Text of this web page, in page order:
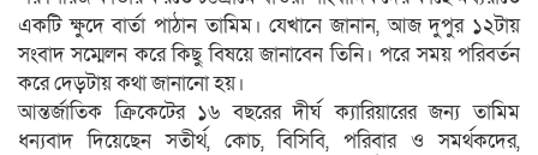
একটি ক্ষুদে বার্তা পাঠান তামিম। যেখানে জানান, আজ দুপুর ১২টায়
সংবাদ সম্মেলন করে কিছু বিষয়ে জানাবেন তিনি। পরে সময় পরিবর্তন
করে দেড়টায় কথা জানানো হয়।
আন্তর্জাতিক ক্রিকেটের ১৬ বছরের দীর্ঘ ক্যারিয়ারের জন্য তামিম
ধন্যবাদ দিয়েছেন সতীর্থ, কোচ, বিসিবি, পরিবার ও সমর্থকদের,